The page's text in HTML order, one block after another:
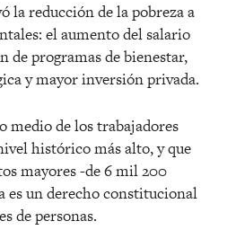
la reducción de la pobreza a
el aumento del salario
de programas de bienestar,
y mayor inversión privada.
medio de los trabajadores
histórico más alto, y que
mayores -de 6 mil 200
es un derecho constitucional
de personas.